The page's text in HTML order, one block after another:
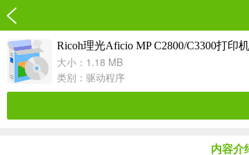
Ricoh理光Aficio MP C2800/C3300打印
大小：1.18 MB
类别： 驱动程序
内容介